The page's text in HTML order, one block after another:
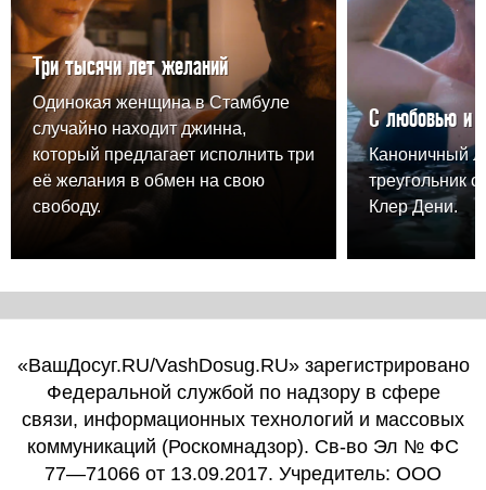
Три тысячи лет желаний
Одинокая женщина в Стамбуле
случайно находит джинна,
который предлагает исполнить три
её желания в обмен на свою
свободу.
С любовью и
Каноничный
треугольник
Клер Дени.
«ВашДосуг.RU/VashDosug.RU» зарегистрировано
Федеральной службой по надзору в сфере
связи, информационных технологий и массовых
коммуникаций (Роскомнадзор). Св-во Эл № ФС
77—71066 от 13.09.2017. Учредитель: ООО